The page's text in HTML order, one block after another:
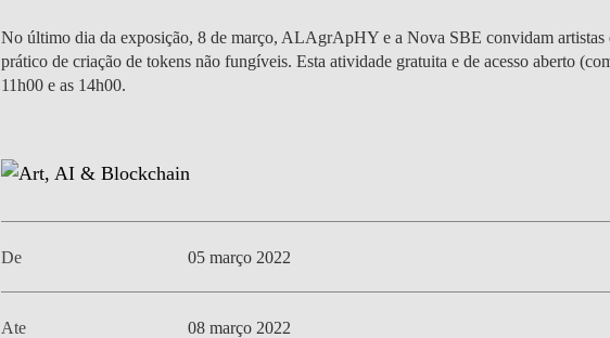
No último dia da exposição, 8 de março, ALAgrApHY e a Nova SBE convidam artistas
prático de criação de tokens não fungíveis. Esta atividade gratuita e de acesso aberto
11h00 e as 14h00.
De 05 março 2022
Ate 08 março 2022